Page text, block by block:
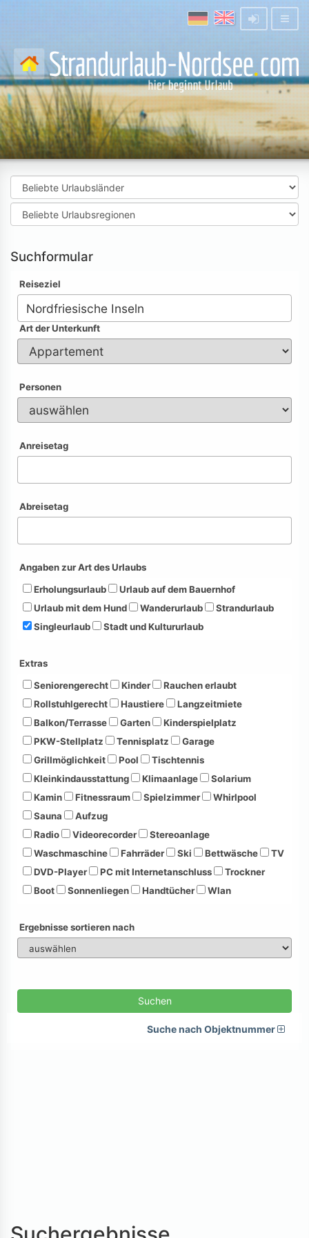
Suchformular
Reiseziel
Art der Unterkunft
Personen
Anreisetag
Abreisetag
Angaben zur Art des Urlaubs
Erholungsurlaub
Urlaub auf dem Bauernhof
Urlaub mit dem Hund
Wanderurlaub
Strandurlaub
Singleurlaub
Stadt und Kultururlaub
Extras
Seniorengerecht
Kinder
Rauchen erlaubt
Rollstuhlgerecht
Haustiere
Langzeitmiete
Balkon/Terrasse
Garten
Kinderspielplatz
PKW-Stellplatz
Tennisplatz
Garage
Grillmöglichkeit
Pool
Tischtennis
Kleinkindausstattung
Klimaanlage
Solarium
Kamin
Fitnessraum Spielzimmer
Whirlpool
Sauna
Aufzug
Radio
Videorecorder
Stereoanlage
Waschmaschine
Fahrräder Ski Bettwäsche
TV
DVD-Player
PC mit Internetanschluss
Trockner
Boot
Sonnenliegen Handtücher Wlan
Ergebnisse sortieren nach
Suchen
Suche nach Objektnummer